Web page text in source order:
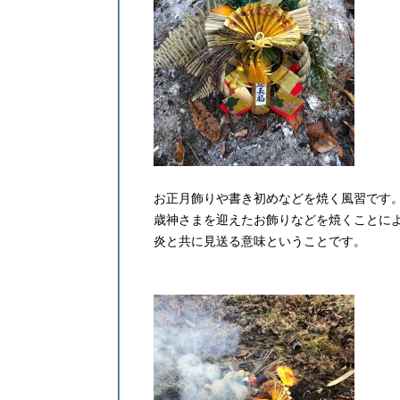
お正月飾りや書き初めなどを焼く風習です。
歳神さまを迎えたお飾りなどを焼くことに
炎と共に見送る意味ということです。